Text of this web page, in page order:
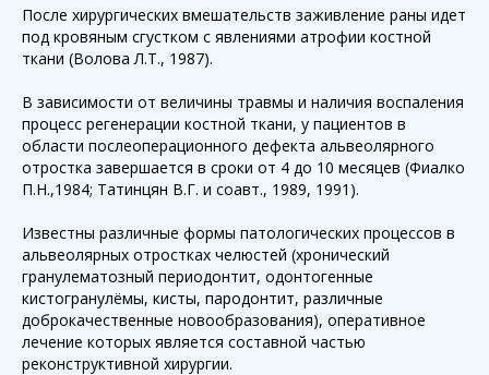
После хирургических вмешательств заживление раны идет
под кровяным сгустком с явлениями атрофии костной
ткани (Волова Л.Т., 1987).
В зависимости от величины травмы и наличия воспаления
процесс регенерации костной ткани, у пациентов в
области послеоперационного дефекта альвеолярного
отростка завершается в сроки от 4 до 10 месяцев (Фиалко
П.Н.,1984; Татинцян В.Г. и соавт., 1989, 1991).
Известны различные формы патологических процессов в
альвеолярных отростках челюстей (хронический
гранулематозный периодонтит, одонтогенные
кистогранулёмы, кисты, пародонтит, различные
доброкачественные новообразования), оперативное
лечение которых является составной частью
реконструктивной хирургии.